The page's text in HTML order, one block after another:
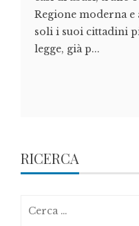
Regione moderna e
soli i suoi cittadini
legge, già p...
RICERCA